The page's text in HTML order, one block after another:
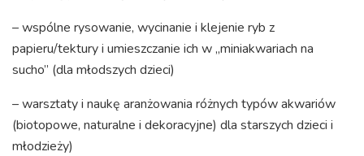
– wspólne rysowanie, wycinanie i klejenie ryb z
papieru/tektury i umieszczanie ich w „miniakwariach na
sucho” (dla młodszych dzieci)
– warsztaty i naukę aranżowania różnych typów akwariów
(biotopowe, naturalne i dekoracyjne) dla starszych dzieci i
młodzieży)